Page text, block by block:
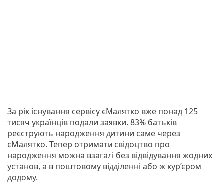
За рік існування сервісу єМалятко вже понад 125
тисяч українців подали заявки. 83% батьків
реєструють народження дитини саме через
єМалятко. Тепер отримати свідоцтво про
народження можна взагалі без відвідування жодних
установ, а в поштовому відділенні або ж кур’єром
додому.